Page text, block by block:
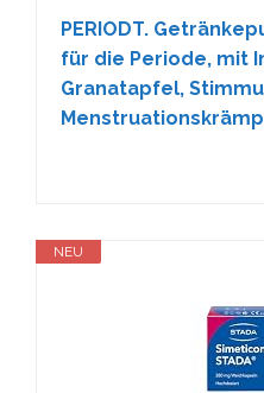
PERIODT.
für die Periode, mit
Granatapfel,
NEU